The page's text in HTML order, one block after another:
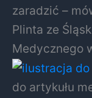
zaradzić –
Plinta ze
Medycznego
do artykułu